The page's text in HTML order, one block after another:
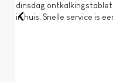
dinsdag
in huis. Snelle service is